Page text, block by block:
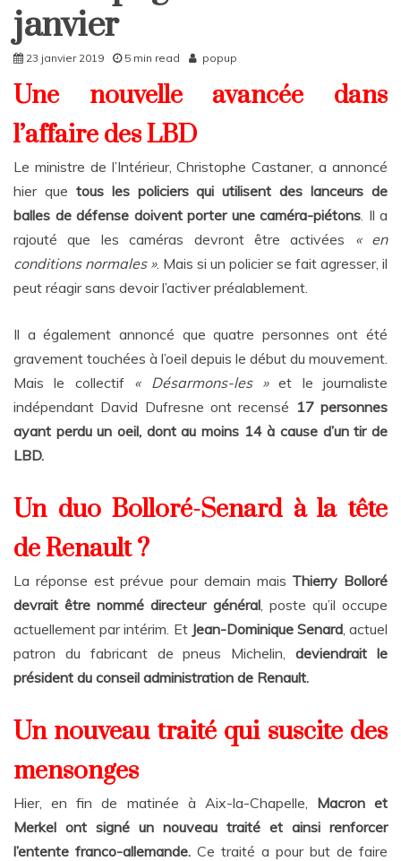
Rattrapages
Rattrapages
janvier
23 janvier 2019 5 min read popup
Une nouvelle avancée dans
l’affaire des LBD
Le ministre de l’Intérieur, Christophe Castaner, a annoncé
hier que tous les policiers qui utilisent des lanceurs de
balles de défense doivent porter une caméra-piétons. Il a
rajouté que les caméras devront être activées « en
conditions normales ». Mais si un policier se fait agresser, il
peut réagir sans devoir l’activer préalablement.
Il a également annoncé que quatre personnes ont été
gravement touchées à l’oeil depuis le début du mouvement.
Mais le collectif « Désarmons-les »et le journaliste
indépendant David Dufresne ont recensé 17 personnes
ayant perdu un oeil, dont au moins 14 à cause d’un tir de
LBD.
Un duo Bolloré-Senard à la tête
de Renault ?
La réponse est prévue pour demain mais Thierry Bolloré
devrait être nommé directeur général, poste qu’il occupe
actuellement par intérim. Et Jean-Dominique Senard, actuel
patron du fabricant de pneus Michelin,deviendrait le
président du conseil administration de Renault.
Un nouveau traité qui suscite des
mensonges
Hier, en fin de matinée à Aix-la-Chapelle, Macron et
Merkel ont signé un nouveau traité et ainsi renforcer
l’entente franco-allemande. Ce traité a pour but de faire